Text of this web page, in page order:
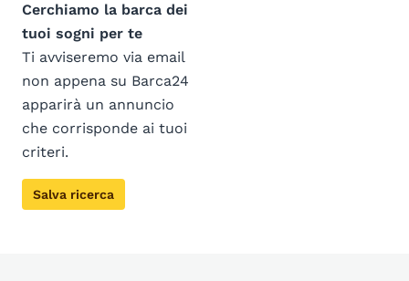
Cerchiamo la barca dei
tuoi sogni per te
Ti avviseremo via email
non appena su Barca24
apparirà un annuncio
che corrisponde ai tuoi
criteri.
Salva ricerca